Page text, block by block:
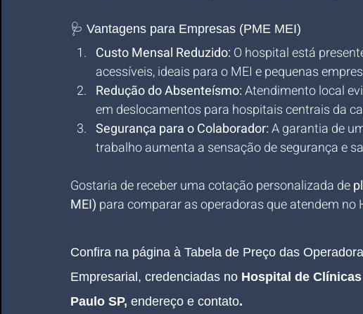
🩺 Vantagens para Empresas (PME MEI)
Custo Mensal Reduzido: O hospital está
acessíveis, ideais para o MEI e pequenas
Redução do Absenteísmo: Atendimento local
em deslocamentos para hospitais centrais da
Segurança para o Colaborador: A garantia de
trabalho aumenta a sensação de segurança e
Gostaria de receber uma cotação personalizada de
MEI) para comparar as operadoras que atendem
Confira na página à Tabela de Preço das
Empresarial , credenciadas no Hospital de
Paulo SP, endereço e contato.